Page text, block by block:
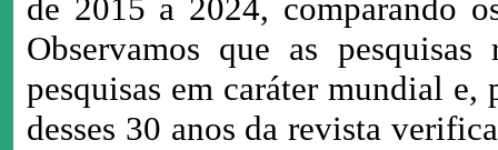
de 2015 a 2024, comparando
Observamos que as
pesquisas em caráter mundial
desses 30 anos da revista